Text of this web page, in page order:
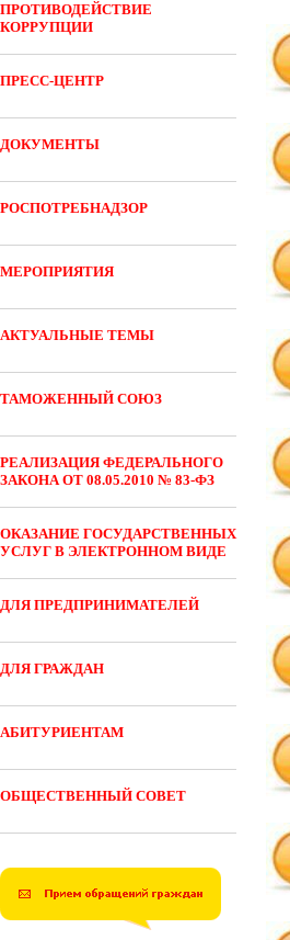
ПРОТИВОДЕЙСТВИЕ
КОРРУПЦИИ
ПРЕСС-ЦЕНТР
ДОКУМЕНТЫ
РОСПОТРЕБНАДЗОР
МЕРОПРИЯТИЯ
АКТУАЛЬНЫЕ ТЕМЫ
ТАМОЖЕННЫЙ СОЮЗ
РЕАЛИЗАЦИЯ ФЕДЕРАЛЬНОГО
ЗАКОНА ОТ 08.05.2010 № 83-ФЗ
ОКАЗАНИЕ ГОСУДАРСТВЕННЫХ
УСЛУГ В ЭЛЕКТРОННОМ ВИДЕ
ДЛЯ ПРЕДПРИНИМАТЕЛЕЙ
ДЛЯ ГРАЖДАН
АБИТУРИЕНТАМ
ОБЩЕСТВЕННЫЙ СОВЕТ